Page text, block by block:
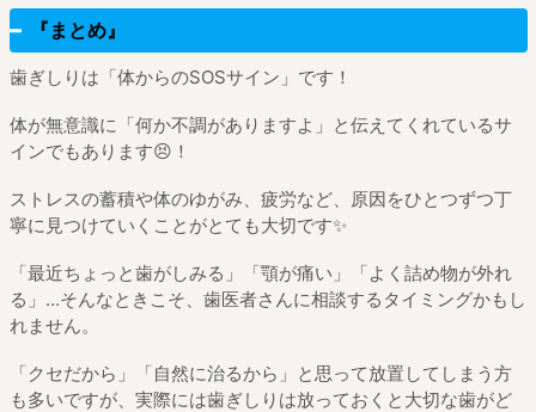
『まとめ』
歯ぎしりは「体からのSOSサイン」です！
体が無意識に「何か不調がありますよ」と伝えてくれているサ
インでもあります😣！
ストレスの蓄積や体のゆがみ、疲労など、原因をひとつずつ丁
寧に見つけていくことがとても大切です✨
「最近ちょっと歯がしみる」「顎が痛い」「よく詰め物が外れ
る」…そんなときこそ、歯医者さんに相談するタイミングかもし
れません。
「クセだから」「自然に治るから」と思って放置してしまう方
も多いですが、実際には歯ぎしりは放っておくと大切な歯がど